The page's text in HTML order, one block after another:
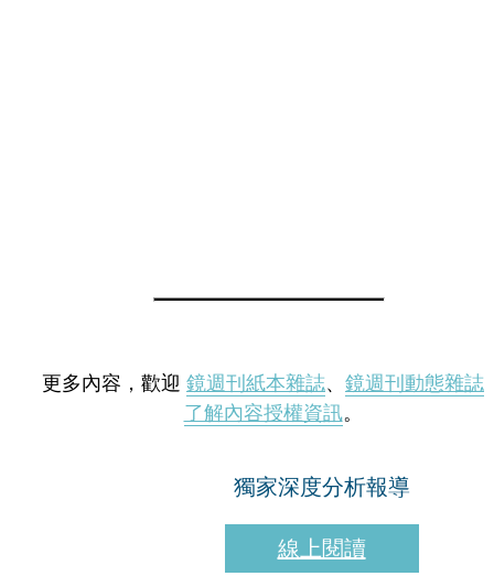
更多內容，歡迎 鏡週刊紙本雜誌、 鏡週刊動態雜誌
了解內容授權資訊。
獨家深度分析報導
線上閱讀